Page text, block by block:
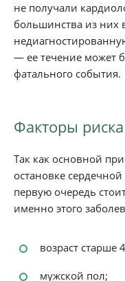
не получали
большинства из них
— ее течение может
фатального события.
Факторы риска
Так как основной
остановке
первую очередь
именно этого
возраст старше
мужской пол;